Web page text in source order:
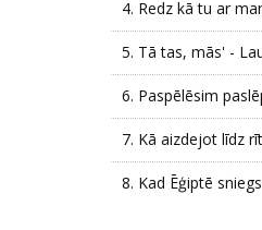
4. Redz kā tu ar
5. Tā tas, mās' -
6. Paspēlēsim
7. Kā aizdejot līdz
8. Kad Ēģiptē